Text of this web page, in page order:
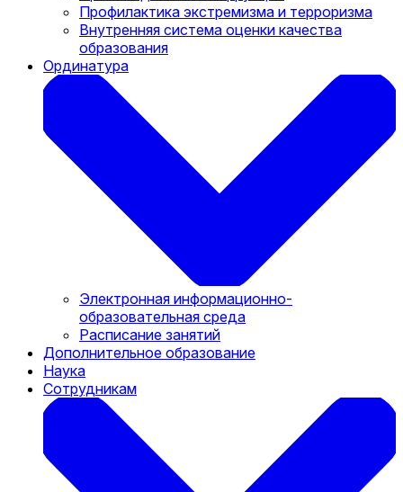
Профилактика экстремизма и терроризма
Внутренняя система оценки качества
образования
Ординатура
Электронная информационно-
образовательная среда
Расписание занятий
Дополнительное образование
Наука
Сотрудникам